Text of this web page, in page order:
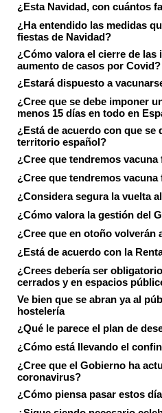
¿Esta Navidad, con cuántos
¿Ha entendido las medidas
fiestas de Navidad?
¿Cómo valora el cierre de
aumento de casos por Covid?
¿Estará dispuesto a
¿Cree que se debe imponer
menos 15 días en todo en
¿Está de acuerdo con que se
territorio español?
¿Cree que tendremos vacuna
¿Cree que tendremos vacuna
¿Considera segura la vuelta
¿Cómo valora la gestión del
¿Cree que en otoño volverán
¿Está de acuerdo con la
¿Crees debería ser
cerrados y en espacios
Ve bien que se abran ya al
hostelería
¿Qué le parece el plan de
¿Cómo está llevando el
¿Cree que el Gobierno ha
coronavirus?
¿Cómo piensa pasar estos